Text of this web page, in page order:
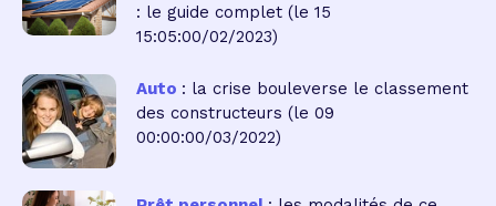
: le guide complet (le 15
15:05:00/02/2023)
Auto : la crise bouleverse le classement
des constructeurs (le 09
00:00:00/03/2022)